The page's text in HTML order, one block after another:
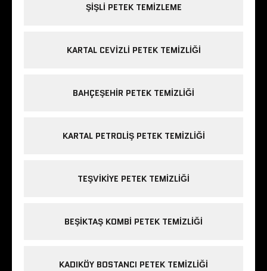
ŞIŞLI PETEK TEMIZLEME
KARTAL CEVIZLI PETEK TEMIZLIĞI
BAHÇEŞEHIR PETEK TEMIZLIĞI
KARTAL PETROLIŞ PETEK TEMIZLIĞI
TEŞVIKIYE PETEK TEMIZLIĞI
BEŞIKTAŞ KOMBI PETEK TEMIZLIĞI
KADIKÖY BOSTANCI PETEK TEMIZLIĞI